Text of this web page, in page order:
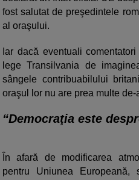
fost salutat de preşedintele
al oraşului.
Iar dacă eventuali
lege Transilvania de
sângele contribuabilului
oraşul lor nu are prea multe
“Democraţia este
În afară de modificarea
pentru Uniunea